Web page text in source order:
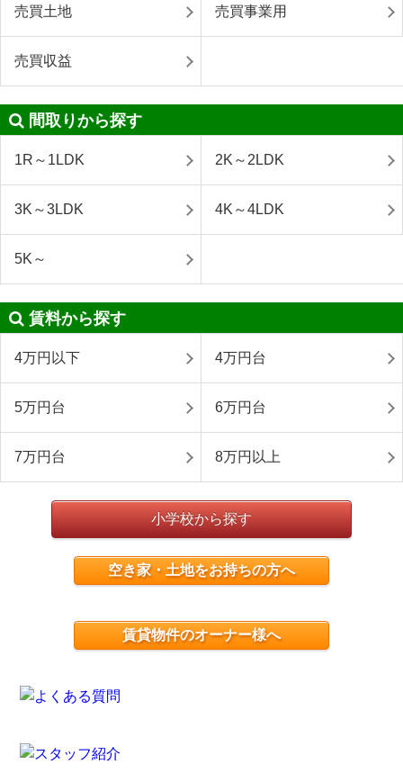
売買土地 売買事業用
売買収益
間取りから探す
1R～1LDK 2K～2LDK
3K～3LDK 4K～4LDK
5K～
賃料から探す
4万円以下 4万円台
5万円台 6万円台
7万円台 8万円以上
小学校から探す
空き家・土地をお持ちの方へ
賃貸物件のオーナー様へ